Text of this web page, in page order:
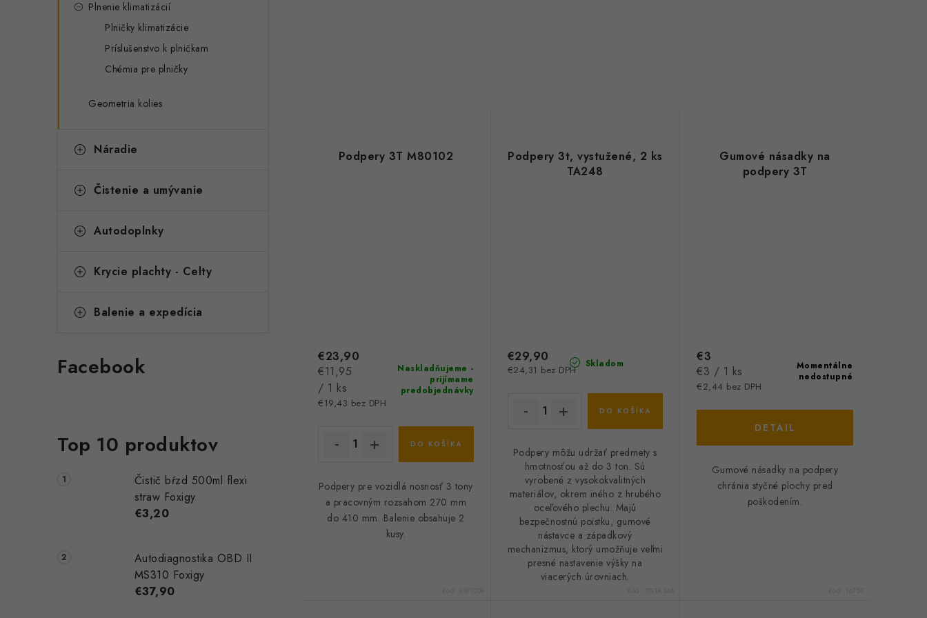
Plnenie klimatizácií
Plničky klimatizácie
Príslušenstvo k plničkam
Chémia pre plničky
Geometria kolies
Náradie
Čistenie a umývanie
Autodoplnky
Krycie plachty - Celty
Balenie a expedícia
Facebook
Top 10 produktov
Čistič bŕzd 500ml flexi
straw Foxigy
€3,20
Autodiagnostika OBD II
MS310 Foxigy
€37,90
Podpery 3T M80102
Naskladňujeme -
prijímame
predobjednávky
€19,43 bez DPH
€23,90
Jednotková
cena:
€11,95
/ 1 ks
DO KOŠÍKA
Podpery pre vozidlá nosnosť 3 tony
a pracovným rozsahom 270 mm
do 410 mm. Balenie obsahuje 2
kusy.
Podpery 3t, vystužené, 2 ks
TA248
Skladom
€24,31 bez DPH
€29,90
DO KOŠÍKA
Podpery môžu udržať predmety s
hmotnosťou až do 3 ton. Sú
vyrobené z vysokokvalitných
materiálov, okrem iného z hrubého
oceľového plechu. Majú
bezpečnostnú poistku, gumové
nástavce a západkový
mechanizmus, ktorý umožňuje veľmi
presné nastavenie výšky na
viacerých úrovniach.
Gumové násadky na
podpery 3T
Momentálne
nedostupné
€2,44 bez DPH
€3
Jednotková
cena:
€3 / 1 ks
DETAIL
Gumové násadky na podpery
chránia styčné plochy pred
poškodením.